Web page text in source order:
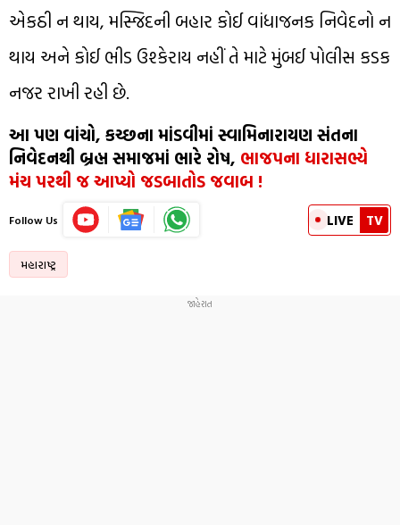
એકઠી ન થાય, મસ્જિદની બહાર કોઈ વાંધાજનક નિવેદનો ન
થાય અને કોઈ ભીડ ઉશ્કેરાય નહીં તે માટે મુંબઈ પોલીસ કડક
નજર રાખી રહી છે.
આ પણ વાંચો, કચ્છના માંડવીમાં સ્વામિનારાયણ સંતના
નિવેદનથી બ્રહ્મ સમાજમાં ભારે રોષ, ભાજપના ધારાસભ્યે
મંચ પરથી જ આપ્યો જડબાતોડ જવાબ !
Follow Us LIVE TV
મહારાષ્ટ્ર